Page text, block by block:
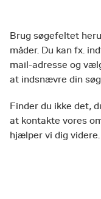
Brug søgefeltet
måder. Du kan fx.
mail-adresse og
at indsnævre din
Finder du ikke det,
at kontakte vores
hjælper vi dig videre.